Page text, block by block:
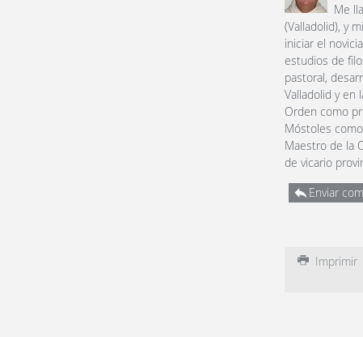
Me
(Valladolid), y
iniciar el
estudios de
pastoral,
Valladolid y en
Orden como
Móstoles
Maestro de la
de vicario
Enviar
Imprimir